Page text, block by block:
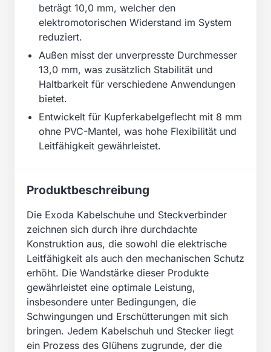
beträgt 10,0 mm, welcher den
elektromotorischen Widerstand im System
reduziert.
Außen misst der unverpresste Durchmesser
13,0 mm, was zusätzlich Stabilität und
Haltbarkeit für verschiedene Anwendungen
bietet.
Entwickelt für Kupferkabelgeflecht mit 8 mm
ohne PVC-Mantel, was hohe Flexibilität und
Leitfähigkeit gewährleistet.
Produktbeschreibung
Die Exoda Kabelschuhe und Steckverbinder
zeichnen sich durch ihre durchdachte
Konstruktion aus, die sowohl die elektrische
Leitfähigkeit als auch den mechanischen Schutz
erhöht. Die Wandstärke dieser Produkte
gewährleistet eine optimale Leistung,
insbesondere unter Bedingungen, die
Schwingungen und Erschütterungen mit sich
bringen. Jedem Kabelschuh und Stecker liegt
ein Prozess des Glühens zugrunde, der die